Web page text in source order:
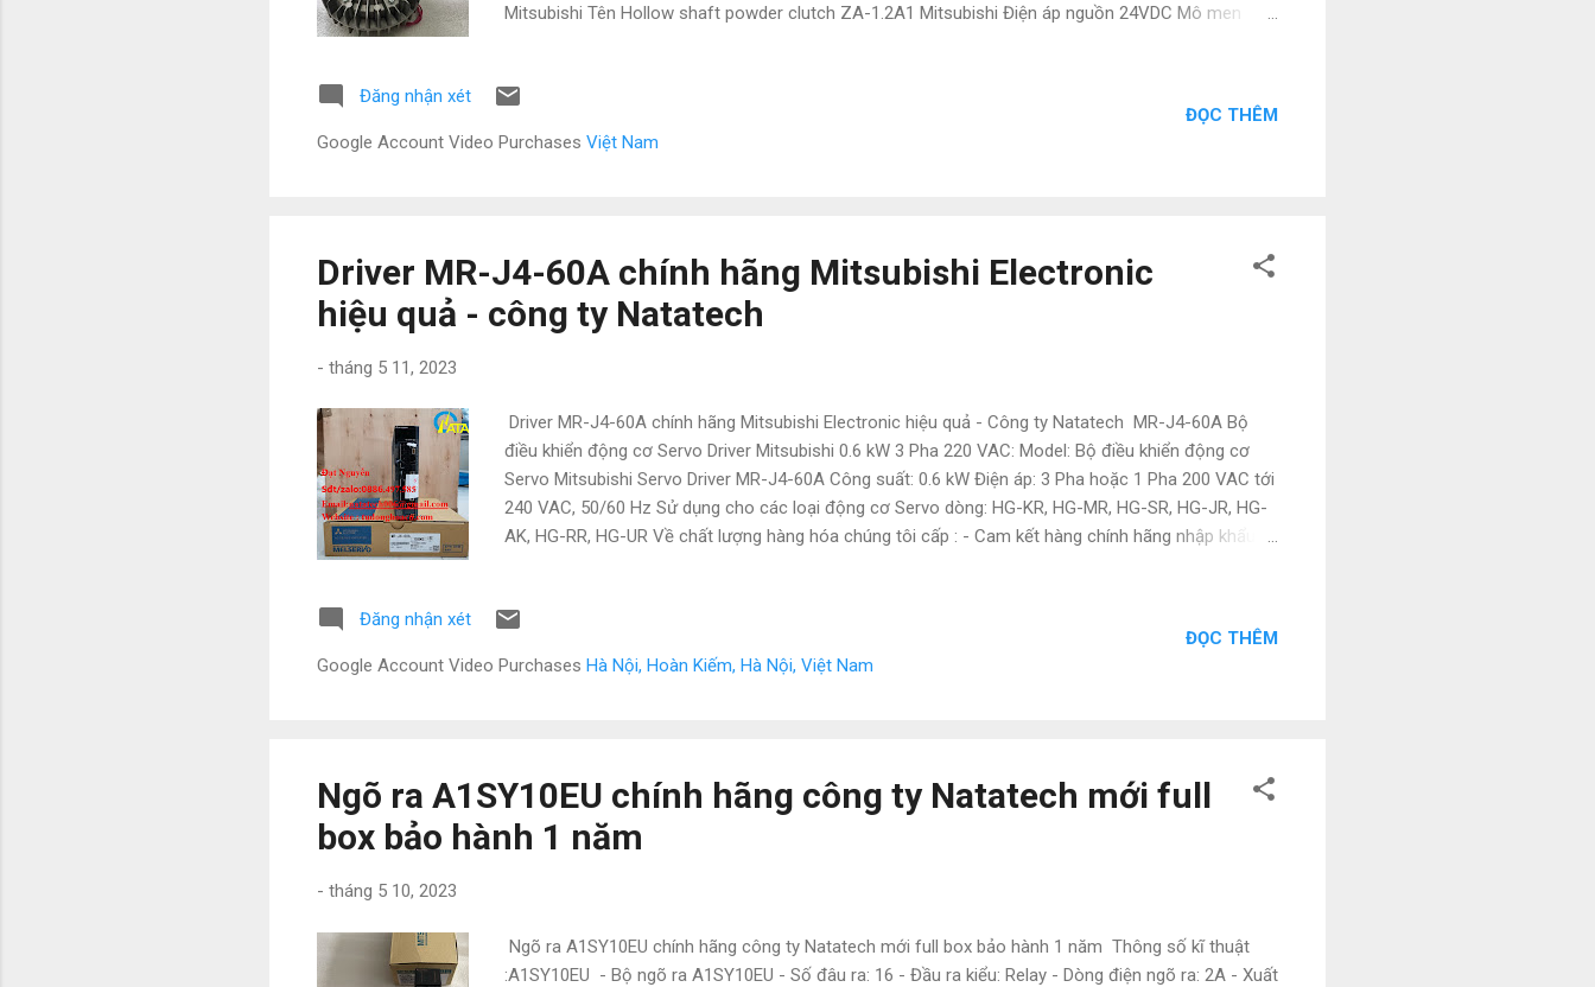
Mitsubishi Tên Hollow shaft powder clutch ZA-1.2A1 Mitsubishi Điện áp nguồn 24VDC Mô men
Dòng điện cuộn dây 0.9A Thông tin công ty : Công ty NATATECH.COM.VN - Chuyên cung cấp các
thiết bị và phụ kiện ngành điện, điện tự động hóa như: Mitsubishi, Keyence, Yaskawa,Panasonic,
Festo, Norgen ,Omron , Wago và các sản phẩm theo máy. Vì là hàng nhập nên có giá cực kì tốt. Giá
Đăng nhận xét
Google Account Video Purchases Việt Nam
ĐỌC THÊM
Driver MR-J4-60A chính hãng Mitsubishi Electronic
hiệu quả - công ty Natatech
- tháng 5 11, 2023
Driver MR-J4-60A chính hãng Mitsubishi Electronic hiệu quả - Công ty Natatech MR-J4-60A Bộ
điều khiển động cơ Servo Driver Mitsubishi 0.6 kW 3 Pha 220 VAC: Model: Bộ điều khiển động cơ
Servo Mitsubishi Servo Driver MR-J4-60A Công suất: 0.6 kW Điện áp: 3 Pha hoặc 1 Pha 200 VAC tới
240 VAC, 50/60 Hz Sử dụng cho các loại động cơ Servo dòng: HG-KR, HG-MR, HG-SR, HG-JR, HG-
AK, HG-RR, HG-UR Về chất lượng hàng hóa chúng tôi cấp : - Cam kết hàng chính hãng nhập khẩu
hóa không đạt đủ chất lượng Đối với chúng tôi uy tín và chất lượng luôn đặt lên hàng đầu kính
mong nhận được nhiều sự hợp tác của quý khách “ Natatech – Built your trust “ CÔNG TY TNHH
NATATECH Địa chỉ: 72 Đường 16 , Khu trung tâm hành chính , P.Dĩ An , Dĩ An , Bình Dương Đt/Zalo:
Đăng nhận xét
Google Account Video Purchases Hà Nội, Hoàn Kiếm, Hà Nội, Việt Nam
ĐỌC THÊM
Ngõ ra A1SY10EU chính hãng công ty Natatech mới full
box bảo hành 1 năm
- tháng 5 10, 2023
Ngõ ra A1SY10EU chính hãng công ty Natatech mới full box bảo hành 1 năm Thông số kĩ thuật
:A1SY10EU - Bộ ngõ ra A1SY10EU - Số đâu ra: 16 - Đầu ra kiểu: Relay - Dòng điện ngõ ra: 2A - Xuất